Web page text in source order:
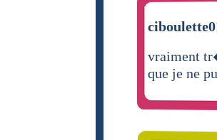
vraiment
que je ne